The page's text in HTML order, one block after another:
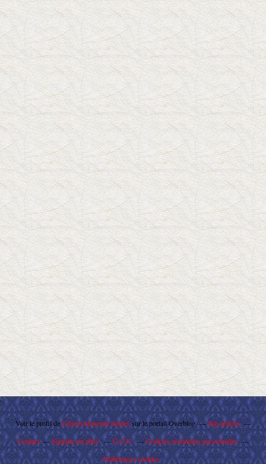
Voir le profil deCitroën Maserati Nantessur le portail Overblog
Top articles
Contact
Signaler un abus C.G.U.
Cookies et données personnelles
Préférences cookies